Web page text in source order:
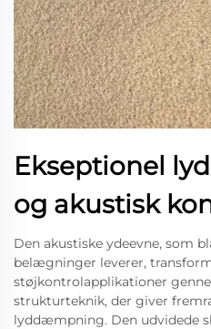
Ekseptionel
og akustisk
Den akustiske ydeevne, som
belægninger leverer,
støjkontrolapplikationer
strukturteknik, der giver
lyddæmpning. Den udvidede